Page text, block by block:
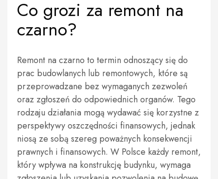
Co grozi za remont na
czarno?
Remont na czarno to termin odnoszący się do
prac budowlanych lub remontowych, które są
przeprowadzane bez wymaganych zezwoleń
oraz zgłoszeń do odpowiednich organów. Tego
rodzaju działania mogą wydawać się korzystne z
perspektywy oszczędności finansowych, jednak
niosą ze sobą szereg poważnych konsekwencji
prawnych i finansowych. W Polsce każdy remont,
który wpływa na konstrukcję budynku, wymaga